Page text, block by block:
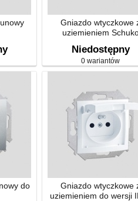
Gniazdo wtyczkowe
uziemieniem
Niedostępny
0 wariantów
do
Gniazdo wtyczkowe
uziemieniem do wersji